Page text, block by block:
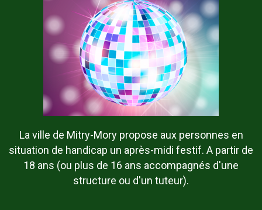
La ville de Mitry-Mory propose aux personnes en
situation de handicap un après-midi festif. A partir de
18 ans (ou plus de 16 ans accompagnés d'une
structure ou d'un tuteur).